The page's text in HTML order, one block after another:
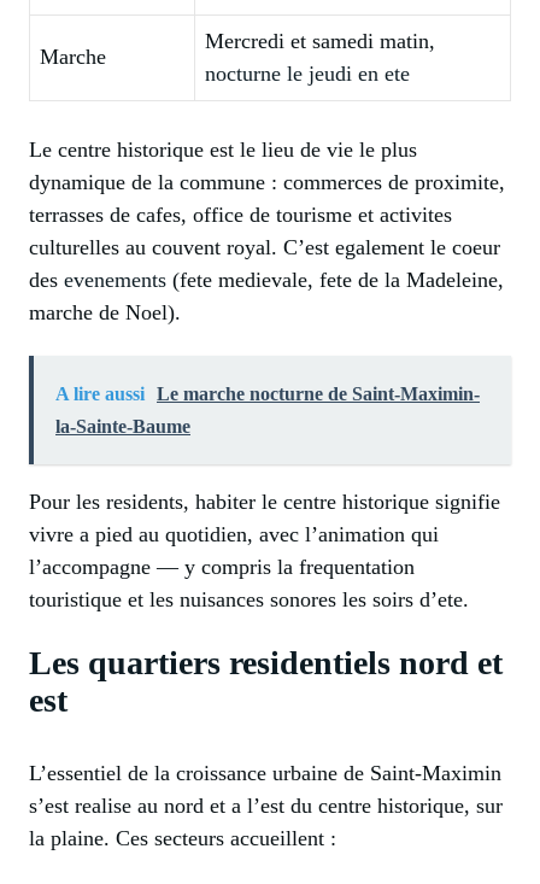
Marche
Mercredi et samedi matin,
nocturne le jeudi en ete
Le centre historique est le lieu de vie le plus
dynamique de la commune : commerces de proximite,
terrasses de cafes, office de tourisme et activites
culturelles au couvent royal. C’est egalement le coeur
des evenements (fete medievale, fete de la Madeleine,
marche de Noel).
A lire aussi Le marche nocturne de Saint-Maximin-
la-Sainte-Baume
Pour les residents, habiter le centre historique signifie
vivre a pied au quotidien, avec l’animation qui
l’accompagne — y compris la frequentation
touristique et les nuisances sonores les soirs d’ete.
Les quartiers residentiels nord et
est
L’essentiel de la croissance urbaine de Saint-Maximin
s’est realise au nord et a l’est du centre historique, sur
la plaine. Ces secteurs accueillent :